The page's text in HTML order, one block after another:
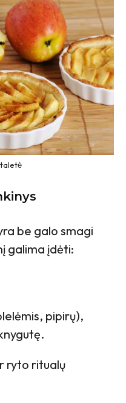
be galo smagi
galima įdėti:
pipirų),
ryto ritualų